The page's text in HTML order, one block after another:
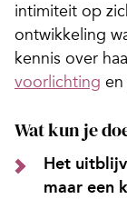
intimiteit op
ontwikkeling
kennis over
voorlichting
Wat kun je
Het
maar een